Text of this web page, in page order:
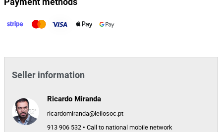
- 7 Extintores;
- 3 Escadas;
- Posto de redução e medida (PRM) para contador G65;
água, etc.).
Mobiliário
- 5 Módulos de estante industrial;
- 4 Secretárias;
Seller information
Ricardo Miranda
ricardomiranda@leilosoc.pt
913 906 532 • Call to national mobile network